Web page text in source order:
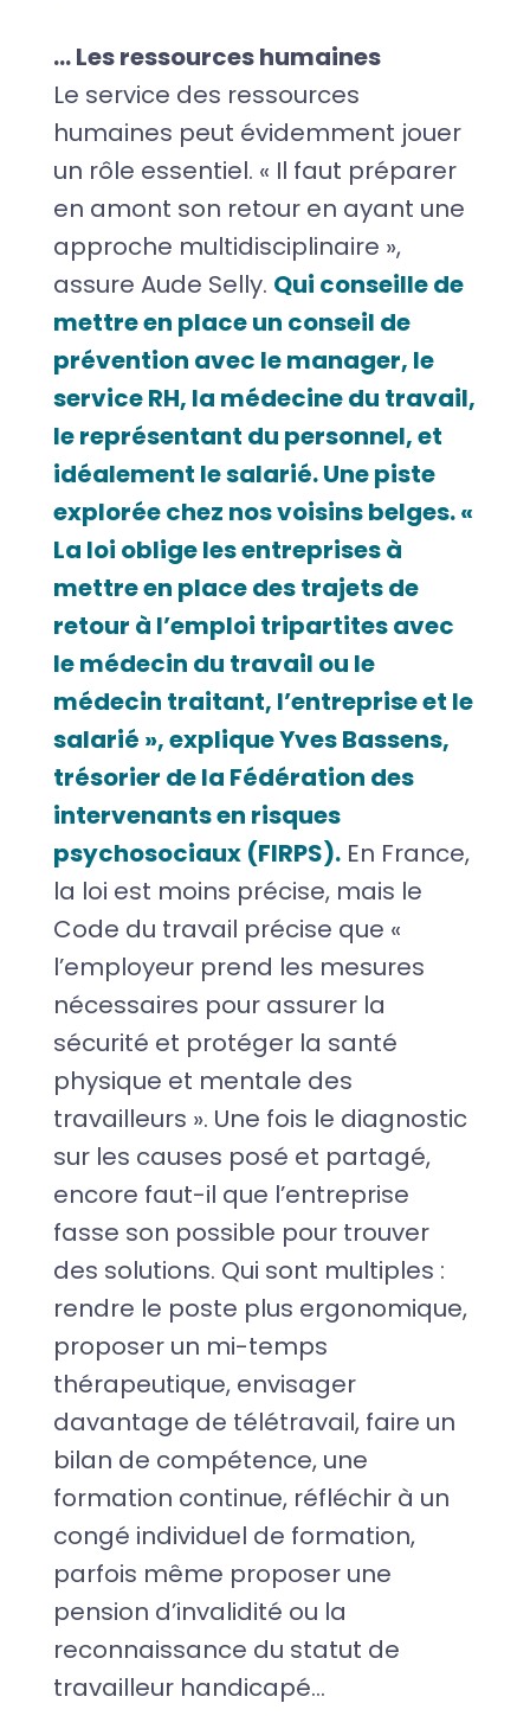
… Les ressources humaines
Le service des ressources
humaines peut évidemment jouer
un rôle essentiel. « Il faut préparer
en amont son retour en ayant une
approche multidisciplinaire »,
assure Aude Selly. Qui conseille de
mettre en place un conseil de
prévention avec le manager, le
service RH, la médecine du travail,
le représentant du personnel, et
idéalement le salarié. Une piste
explorée chez nos voisins belges. «
La loi oblige les entreprises à
mettre en place des trajets de
retour à l’emploi tripartites avec
le médecin du travail ou le
médecin traitant, l’entreprise et le
salarié », explique Yves Bassens,
trésorier de la Fédération des
intervenants en risques
psychosociaux (FIRPS).En France,
la loi est moins précise, mais le
Code du travail précise que «
l’employeur prend les mesures
nécessaires pour assurer la
sécurité et protéger la santé
physique et mentale des
travailleurs ». Une fois le diagnostic
sur les causes posé et partagé,
encore faut-il que l’entreprise
fasse son possible pour trouver
des solutions. Qui sont multiples :
rendre le poste plus ergonomique,
proposer un mi-temps
thérapeutique, envisager
davantage de télétravail, faire un
bilan de compétence, une
formation continue, réfléchir à un
congé individuel de formation,
parfois même proposer une
pension d’invalidité ou la
reconnaissance du statut de
travailleur handicapé…